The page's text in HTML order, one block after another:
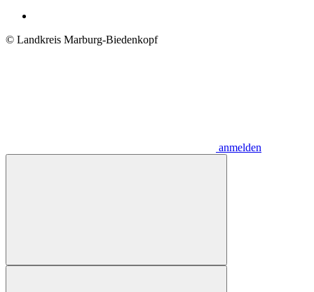
© Landkreis Marburg-Biedenkopf
anmelden